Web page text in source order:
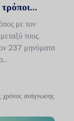
με τον
τους.
237 μηνύματα
χρόνος ανάγνωσης